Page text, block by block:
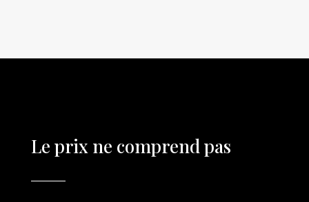
Le prix ne comprend pas